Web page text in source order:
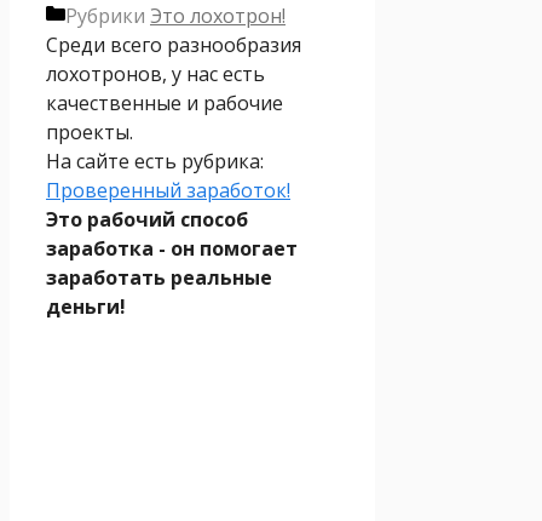
Рубрики Это лохотрон!
Среди всего разнообразия
лохотронов, у нас есть
качественные и рабочие
проекты.
На сайте есть рубрика:
Проверенный заработок!
Это рабочий способ
заработка - он помогает
заработать реальные
деньги!